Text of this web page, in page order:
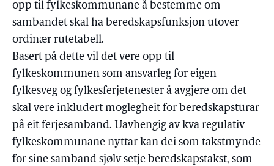
opp til fylkeskommunane å bestemme om
sambandet skal ha beredskapsfunksjon utover
ordinær rutetabell.
Basert på dette vil det vere opp til
fylkeskommunen som ansvarleg for eigen
fylkesveg og fylkesferjetenester å avgjere om det
skal vere inkludert moglegheit for beredskapsturar
på eit ferjesamband. Uavhengig av kva regulativ
fylkeskommunane nyttar kan dei som takstmynde
for sine samband sjølv setje beredskapstakst, som